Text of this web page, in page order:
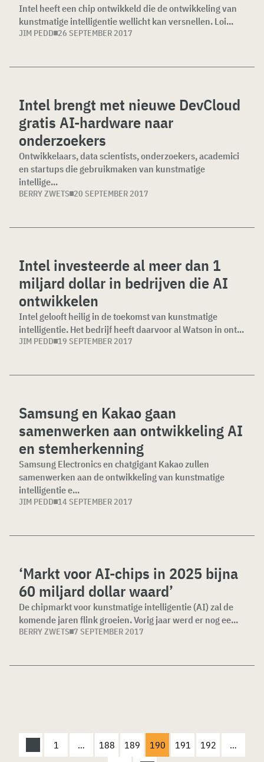
Intel heeft een chip ontwikkeld die de ontwikkeling van
kunstmatige intelligentie wellicht kan versnellen. Loi...
JIM PEDD 26 SEPTEMBER 2017
Intel brengt met nieuwe DevCloud
gratis AI-hardware naar
onderzoekers
Ontwikkelaars, data scientists, onderzoekers, academici
en startups die gebruikmaken van kunstmatige
intellige...
BERRY ZWETS 20 SEPTEMBER 2017
Intel investeerde al meer dan 1
miljard dollar in bedrijven die AI
ontwikkelen
Intel gelooft heilig in de toekomst van kunstmatige
intelligentie. Het bedrijf heeft daarvoor al Watson in ont...
JIM PEDD 19 SEPTEMBER 2017
Samsung en Kakao gaan
samenwerken aan ontwikkeling AI
en stemherkenning
Samsung Electronics en chatgigant Kakao zullen
samenwerken aan de ontwikkeling van kunstmatige
intelligentie e...
JIM PEDD 14 SEPTEMBER 2017
‘Markt voor AI-chips in 2025 bijna
60 miljard dollar waard’
De chipmarkt voor kunstmatige intelligentie (AI) zal de
komende jaren flink groeien. Vorig jaar werd er nog ee...
BERRY ZWETS 7 SEPTEMBER 2017
1 … 188 189 190 191 192
…